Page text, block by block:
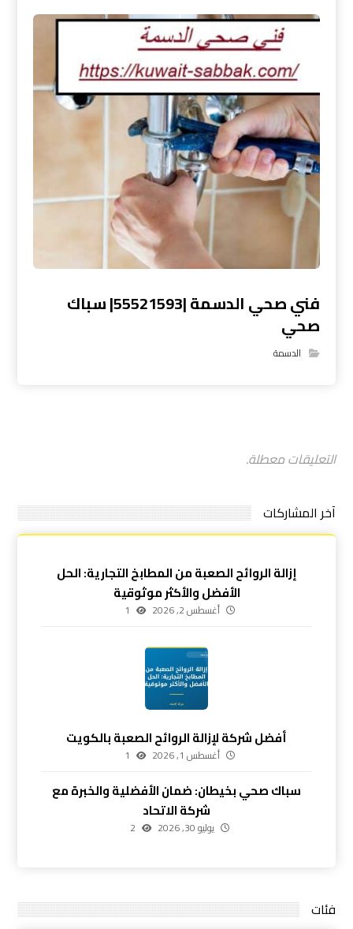
فني صحي الدسمة |55521593| سباك
صحي
الدسمة
التعليقات معطلة.
آخر المشاركات
إزالة الروائح الصعبة من المطابخ التجارية: الحل
الأفضل والأكثر موثوقية
أغسطس 2, 2026 1
أفضل شركة لإزالة الروائح الصعبة بالكويت
أغسطس 1, 2026 1
سباك صحي بخيطان: ضمان الأفضلية والخبرة مع
شركة الاتحاد
يوليو 30, 2026 2
فئات